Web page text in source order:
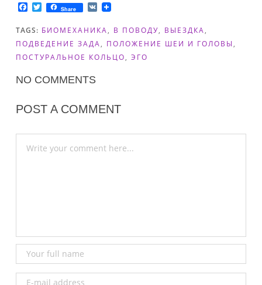
F
c
e
b
o
o
T
w
i
t
t
e
r
Share V
TAGS: БИОМЕХАНИКА, В ПОВОДУ, ВЫЕЗДКА,
ПОДВЕДЕНИЕ ЗАДА, ПОЛОЖЕНИЕ ШЕИ И ГОЛОВЫ ,
ПОСТУРАЛЬНОЕ КОЛЬЦО, ЭГО
NO COMMENTS
POST A COMMENT